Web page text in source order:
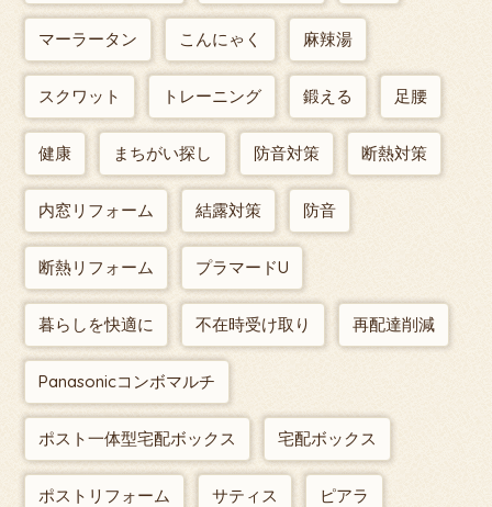
マーラータン こんにゃく 麻辣湯
スクワット トレーニング 鍛える 足腰
健康 まちがい探し 防音対策 断熱対策
内窓リフォーム 結露対策 防音
断熱リフォーム プラマードU
暮らしを快適に 不在時受け取り 再配達削減
Panasonicコンボマルチ
ポスト一体型宅配ボックス 宅配ボックス
ポストリフォーム サティス ピアラ